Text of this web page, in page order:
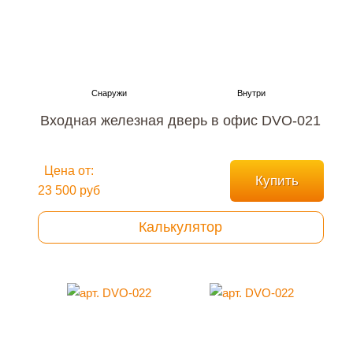
Входная железная дверь в офис DVO-021
Цена от:
23 500 руб
Купить
Калькулятор